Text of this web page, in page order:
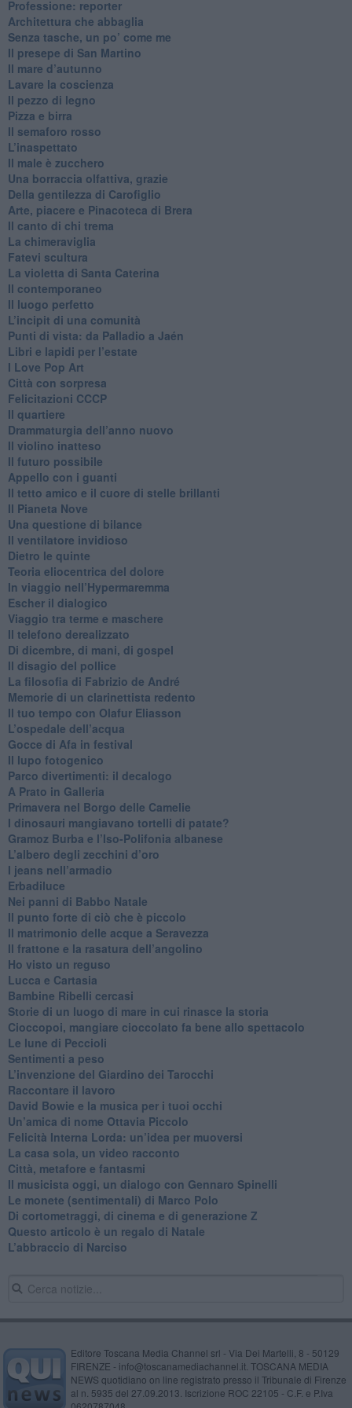
Professione: reporter
Architettura che abbaglia
​Senza tasche, un po’ come me
​Il presepe di San Martino
​Il mare d’autunno
​Lavare la coscienza
​Il pezzo di legno
​Pizza e birra
​Il semaforo rosso
​L’inaspettato
​Il male è zucchero
​Una borraccia olfattiva, grazie
​Della gentilezza di Carofiglio
Arte, piacere e Pinacoteca di Brera
​Il canto di chi trema
La chimeraviglia
​Fatevi scultura
​La violetta di Santa Caterina
​Il contemporaneo
​Il luogo perfetto
​L’incipit di una comunità
Punti di vista: da Palladio a Jaén
​Libri e lapidi per l’estate
​I Love Pop Art
Città con sorpresa
Felicitazioni CCCP
​Il quartiere
​Drammaturgia dell’anno nuovo
​Il violino inatteso
​Il futuro possibile
​Appello con i guanti
​Il tetto amico e il cuore di stelle brillanti
​Il Pianeta Nove
​Una questione di bilance
​Il ventilatore invidioso
​Dietro le quinte
​Teoria eliocentrica del dolore
In viaggio nell’Hypermaremma
​Escher il dialogico
​Viaggio tra terme e maschere
Il telefono derealizzato
​Di dicembre, di mani, di gospel
​Il disagio del pollice
​La filosofia di Fabrizio de André
Memorie di un clarinettista redento
​Il tuo tempo con Olafur Eliasson
​L’ospedale dell’acqua
​Gocce di Afa in festival
​Il lupo fotogenico
​Parco divertimenti: il decalogo
​A Prato in Galleria
​Primavera nel Borgo delle Camelie
I dinosauri mangiavano tortelli di patate?
​Gramoz Burba e l’Iso-Polifonia albanese
L’albero degli zecchini d’oro
​I jeans nell’armadio
Erbadiluce
Nei panni di Babbo Natale
​Il punto forte di ciò che è piccolo
​Il matrimonio delle acque a Seravezza
​Il frattone e la rasatura dell’angolino
​Ho visto un reguso
Lucca e Cartasia
Bambine Ribelli cercasi
Storie di un luogo di mare in cui rinasce la storia
Cioccopoi, mangiare cioccolato fa bene allo spettacolo
​Le lune di Peccioli
​Sentimenti a peso
​L’invenzione del Giardino dei Tarocchi
​Raccontare il lavoro
David Bowie e la musica per i tuoi occhi
Un’amica di nome Ottavia Piccolo
​Felicità Interna Lorda: un’idea per muoversi
​La casa sola, un video racconto
​Città, metafore e fantasmi
Il musicista oggi, un dialogo con Gennaro Spinelli
Le monete (sentimentali) di Marco Polo
​Di cortometraggi, di cinema e di generazione Z
​Questo articolo è un regalo di Natale
L’abbraccio di Narciso
Editore Toscana Media Channel srl - Via Dei Martelli, 8 - 50129
FIRENZE - info@toscanamediachannel.it. TOSCANA MEDIA
NEWS quotidiano on line registrato presso il Tribunale di Firenze
al n. 5935 del 27.09.2013. Iscrizione ROC 22105 - C.F. e P.Iva